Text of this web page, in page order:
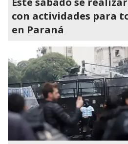
con actividades para
en Paraná